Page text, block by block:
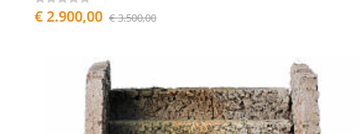
€ 2.900,00 € 3.500,00